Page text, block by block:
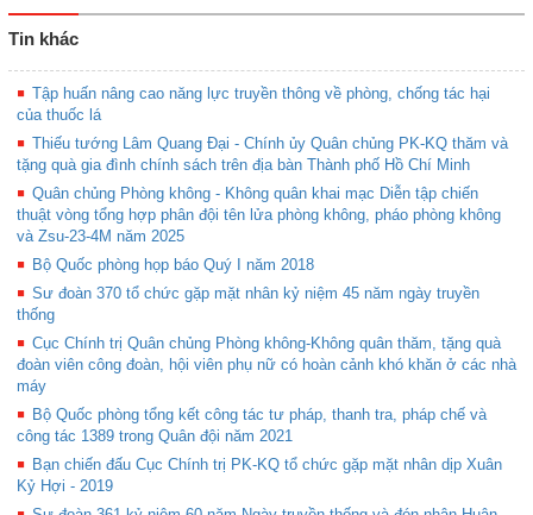
Tin khác
Tập huấn nâng cao năng lực truyền thông về phòng, chống tác hại
của thuốc lá
Thiếu tướng Lâm Quang Đại - Chính ủy Quân chủng PK-KQ thăm và
tặng quà gia đình chính sách trên địa bàn Thành phố Hồ Chí Minh
Quân chủng Phòng không - Không quân khai mạc Diễn tập chiến
thuật vòng tổng hợp phân đội tên lửa phòng không, pháo phòng không
và Zsu-23-4M năm 2025
Bộ Quốc phòng họp báo Quý I năm 2018
Sư đoàn 370 tổ chức gặp mặt nhân kỷ niệm 45 năm ngày truyền
thống
Cục Chính trị Quân chủng Phòng không-Không quân thăm, tặng quà
đoàn viên công đoàn, hội viên phụ nữ có hoàn cảnh khó khăn ở các nhà
máy
Bộ Quốc phòng tổng kết công tác tư pháp, thanh tra, pháp chế và
công tác 1389 trong Quân đội năm 2021
Bạn chiến đấu Cục Chính trị PK-KQ tổ chức gặp mặt nhân dịp Xuân
Kỷ Hợi - 2019